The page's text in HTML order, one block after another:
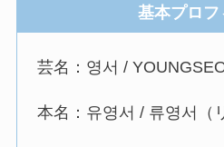
基本プロフ
芸名：영서 /
本名：유영서 / 류영서（